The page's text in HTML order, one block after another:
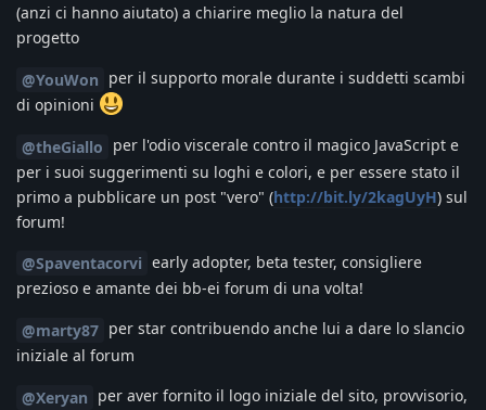
(anzi ci hanno aiutato) a chiarire meglio la natura del
progetto
@YouWon per il supporto morale durante i suddetti scambi
di opinioni
@theGiallo per l'odio viscerale contro il magico JavaScript e
per i suoi suggerimenti su loghi e colori, e per essere stato il
primo a pubblicare un post "vero" (http://bit.ly/2kagUyH) sul
forum!
@Spaventacorvi early adopter, beta tester, consigliere
prezioso e amante dei bb-ei forum di una volta!
@marty87 per star contribuendo anche lui a dare lo slancio
iniziale al forum
@Xeryan per aver fornito il logo iniziale del sito, provvisorio,